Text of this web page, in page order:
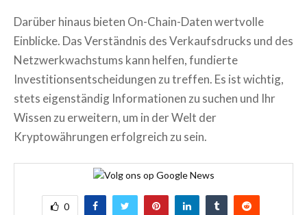
Darüber hinaus bieten On-Chain-Daten wertvolle
Einblicke. Das Verständnis des Verkaufsdrucks und des
Netzwerkwachstums kann helfen, fundierte
Investitionsentscheidungen zu treffen. Es ist wichtig,
stets eigenständig Informationen zu suchen und Ihr
Wissen zu erweitern, um in der Welt der
Kryptowährungen erfolgreich zu sein.
0